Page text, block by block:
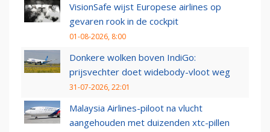
VisionSafe wijst Europese airlines op
gevaren rook in de cockpit
01-08-2026, 8:00
Donkere wolken boven IndiGo:
prijsvechter doet widebody-vloot weg
31-07-2026, 22:01
Malaysia Airlines-piloot na vlucht
aangehouden met duizenden xtc-pillen